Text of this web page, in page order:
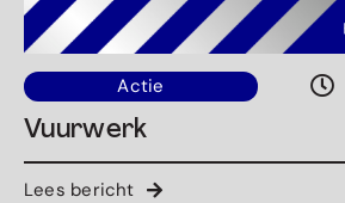
Actie
Vuurwerk
Lees bericht